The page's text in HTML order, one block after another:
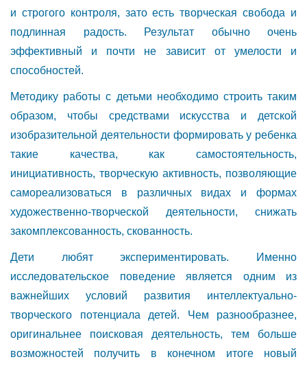
и строгого контроля, зато есть творческая свобода и
подлинная радость. Результат обычно очень
эффективный и почти не зависит от умелости и
способностей.
Методику работы с детьми необходимо строить таким
образом, чтобы средствами искусства и детской
изобразительной деятельности формировать у ребенка
такие качества, как самостоятельность,
инициативность, творческую активность, позволяющие
самореализоваться в различных видах и формах
художественно-творческой деятельности, снижать
закомплексованность, скованность.
Дети любят экспериментировать. Именно
исследовательское поведение является одним из
важнейших условий развития интеллектуально-
творческого потенциала детей. Чем разнообразнее,
оригинальнее поисковая деятельность, тем больше
возможностей получить в конечном итоге новый